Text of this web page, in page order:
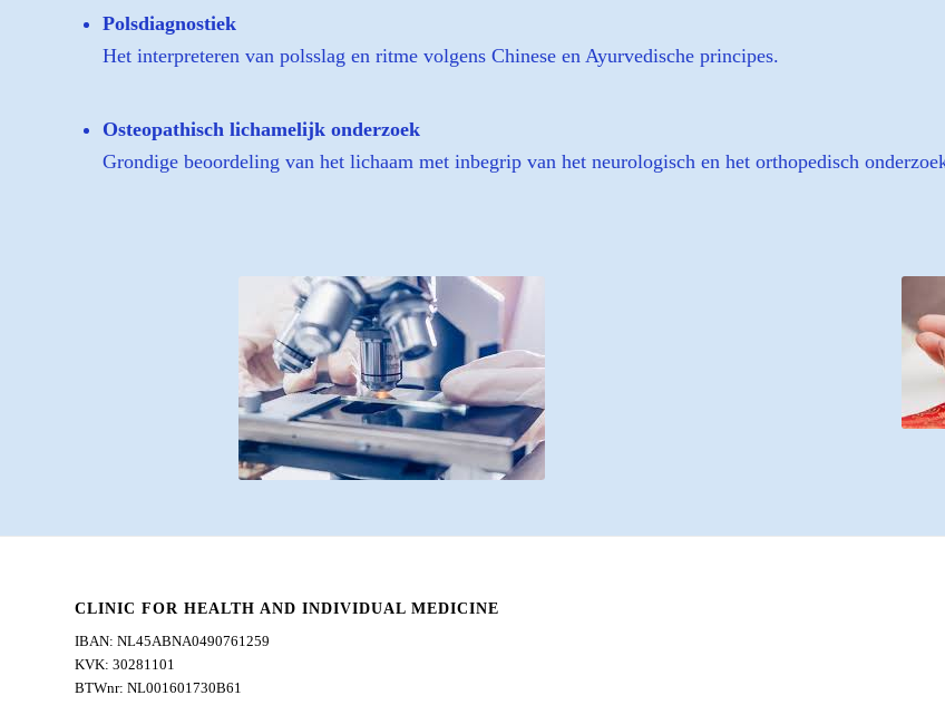
Polsdiagnostiek
Het interpreteren van polsslag en ritme volgens Chinese en Ayurvedische principes.
Osteopathisch lichamelijk onderzoek
Grondige beoordeling van het lichaam met inbegrip van het neurologisch en het orthopedisch
CLINIC FOR HEALTH AND INDIVIDUAL MEDICINE
IBAN: NL45ABNA0490761259
KVK: 30281101
BTWnr: NL001601730B61